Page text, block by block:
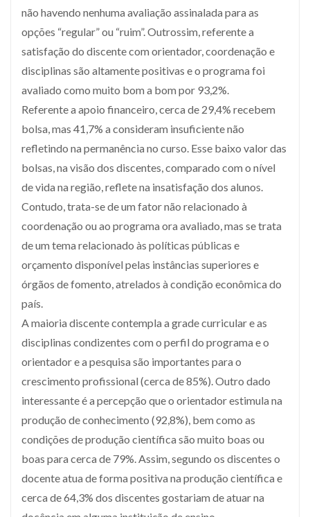
não havendo nenhuma avaliação assinalada para as
opções “regular” ou “ruim”. Outrossim, referente a
satisfação do discente com orientador, coordenação e
disciplinas são altamente positivas e o programa foi
avaliado como muito bom a bom por 93,2%.
Referente a apoio financeiro, cerca de 29,4% recebem
bolsa, mas 41,7% a consideram insuficiente não
refletindo na permanência no curso. Esse baixo valor das
bolsas, na visão dos discentes, comparado com o nível
de vida na região, reflete na insatisfação dos alunos.
Contudo, trata-se de um fator não relacionado à
coordenação ou ao programa ora avaliado, mas se trata
de um tema relacionado às políticas públicas e
orçamento disponível pelas instâncias superiores e
órgãos de fomento, atrelados à condição econômica do
país.
A maioria discente contempla a grade curricular e as
disciplinas condizentes com o perfil do programa e o
orientador e a pesquisa são importantes para o
crescimento profissional (cerca de 85%). Outro dado
interessante é a percepção que o orientador estimula na
produção de conhecimento (92,8%), bem como as
condições de produção científica são muito boas ou
boas para cerca de 79%. Assim, segundo os discentes o
docente atua de forma positiva na produção científica e
cerca de 64,3% dos discentes gostariam de atuar na